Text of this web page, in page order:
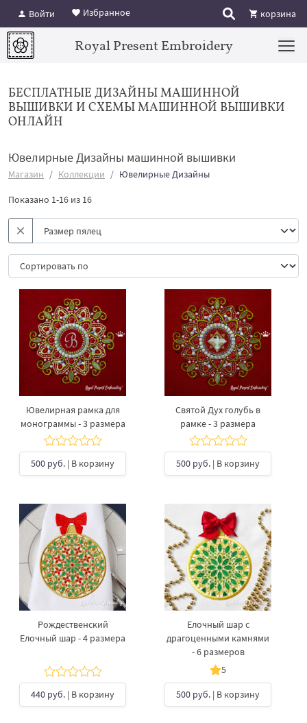
Войти Избранное корзина
Royal Present Embroidery
БЕСПЛАТНЫЕ ДИЗАЙНЫ МАШИННОЙ
ВЫШИВКИ И СХЕМЫ МАШИННОЙ ВЫШИВКИ
ОНЛАЙН
Ювелирные Дизайны машинной вышивки
Магазин Коллекции Ювелирные Дизайны
Показано 1-16 из 16
Ювелирная рамка для
монограммы - 3 размера
500 руб. | В корзину
Святой Дух голубь в
рамке - 3 размера
500 руб. | В корзину
Рождественский
Елочный шар - 4 размера
440 руб. | В корзину
Елочный шар с
драгоценными камнями
- 6 размеров
5
500 руб. | В корзину